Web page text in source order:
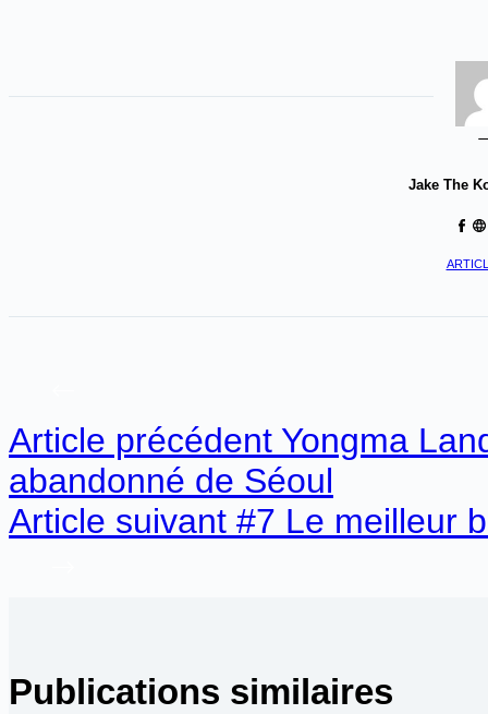
Jake The
Article précédent Yongma
abandonné de Séoul
Article suivant #7 Le meilleur
Publications similaires